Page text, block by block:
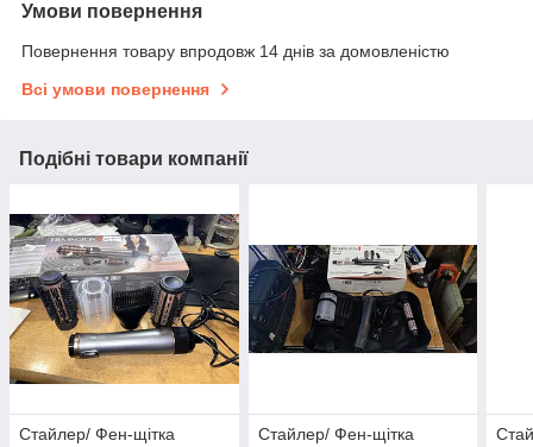
Умови повернення
Повернення товару впродовж 14 днів за домовленістю
Всі умови повернення
Подібні товари компанії
Стайлер/ Фен-щітка
Стайлер/ Фен-щітка